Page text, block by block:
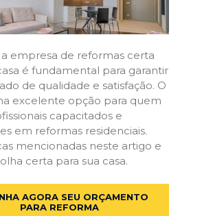
empresa de reformas certa
é fundamental para garantir
de qualidade e satisfação. O
excelente opção para quem
capacitados e
em reformas residenciais.
mencionadas neste artigo e
certa para sua casa.
AGORA SEU ORÇAMENTO
PARA REFORMA